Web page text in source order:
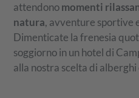
attendonomomenti
natura, avventure sportive
Dimenticate la frenesia
soggiorno in un hotel di
alla nostra scelta di